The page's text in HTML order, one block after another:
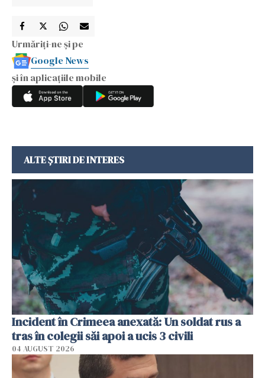
Urmăriți-ne și pe
Google News
și în aplicațiile mobile
ALTE ȘTIRI DE INTERES
Incident în Crimeea anexată: Un soldat rus a
tras în colegii săi apoi a ucis 3 civili
04 AUGUST 2026